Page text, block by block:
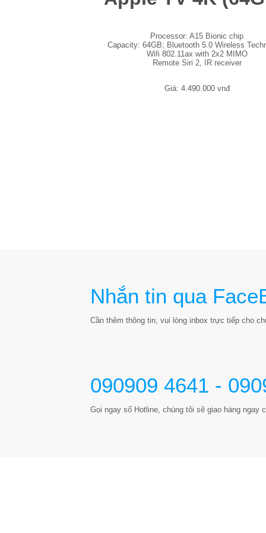
Processor: A15 Bionic chip
Capacity: 64GB; Bluetooth 5.0 Wireless
Wifi 802.11ax with 2x2 MIMO
Remote Siri 2, IR receiver
Giá: 4.490.000 vnđ
Nhắn tin qua
Cần thêm thông tin, vui lòng inbox trực tiếp cho
090909 4641 -
Gọi ngay số Hotline, chúng tôi sẽ giao hàng ngay